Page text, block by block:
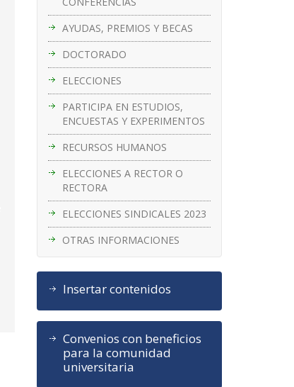
AYUDAS, PREMIOS Y BECAS
DOCTORADO
ELECCIONES
PARTICIPA EN ESTUDIOS,
ENCUESTAS Y EXPERIMENTOS
RECURSOS HUMANOS
ELECCIONES A RECTOR O
RECTORA
ELECCIONES SINDICALES 2023
OTRAS INFORMACIONES
Insertar contenidos
Convenios con beneficios
para la comunidad
universitaria